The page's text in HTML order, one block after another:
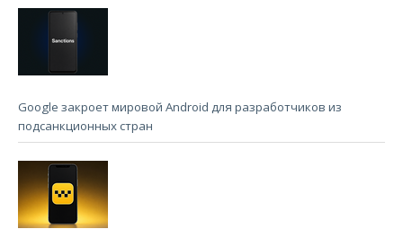
Google закроет мировой Android для разработчиков из
подсанкционных стран